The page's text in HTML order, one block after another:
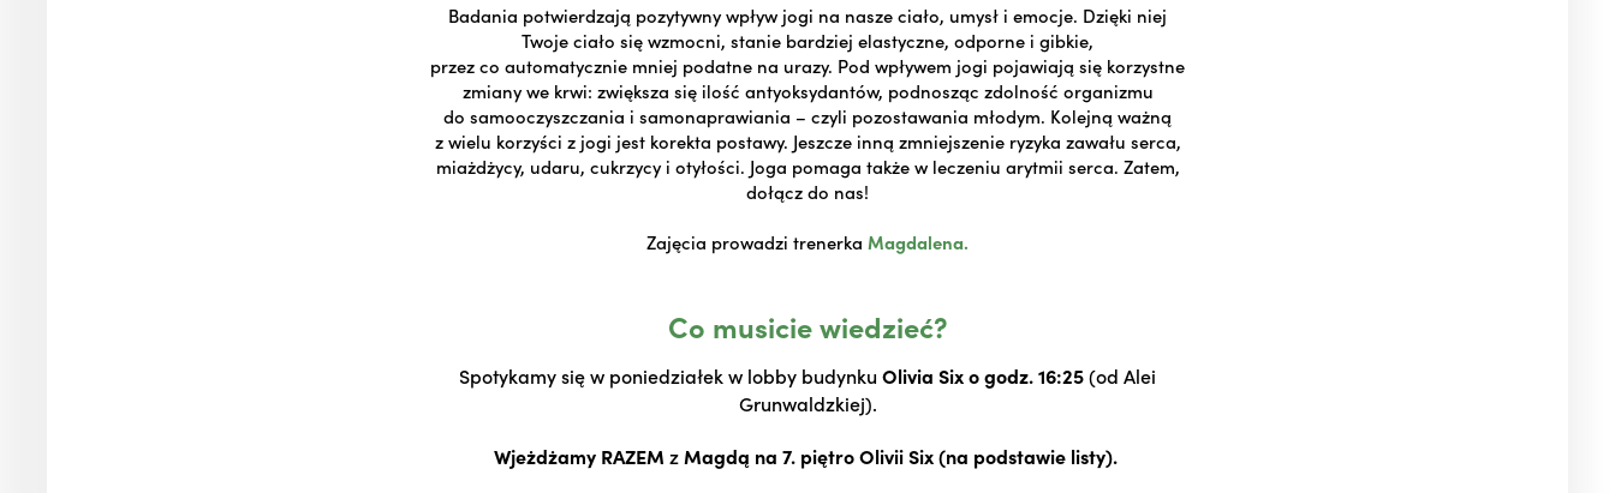
Badania potwierdzają pozytywny wpływ jogi na nasze ciało, umysł i emocje. Dzięki niej
Twoje ciało się wzmocni, stanie bardziej elastyczne, odporne i gibkie,
przez co automatycznie mniej podatne na urazy. Pod wpływem jogi pojawiają się korzystne
zmiany we krwi: zwiększa się ilość antyoksydantów, podnosząc zdolność organizmu
do samooczyszczania i samonaprawiania – czyli pozostawania młodym. Kolejną ważną
z wielu korzyści z jogi jest korekta postawy. Jeszcze inną zmniejszenie ryzyka zawału serca,
miażdżycy, udaru, cukrzycy i otyłości. Joga pomaga także w leczeniu arytmii serca. Zatem,
dołącz do nas!
Zajęcia prowadzi trenerka Magdalena.
Co musicie wiedzieć?
Spotykamy się w poniedziałek w lobby budynku Olivia Sixo godz. 16:25(od Alei
Grunwaldzkiej).
Wjeżdżamy RAZEM z Magdą na 7. piętro Olivii Six (na podstawie listy).